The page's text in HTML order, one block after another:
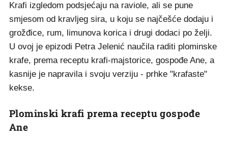
Krafi izgledom podsjećaju na raviole, ali se pune
smjesom od kravljeg sira, u koju se najčešće dodaju i
grožđice, rum, limunova korica i drugi dodaci po želji.
U ovoj je epizodi Petra Jelenić naučila raditi plominske
krafe, prema receptu krafi-majstorice, gospođe Ane, a
kasnije je napravila i svoju verziju - prhke "krafaste"
kekse.
Plominski krafi prema receptu gospođe
Ane